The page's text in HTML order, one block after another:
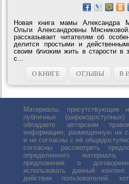
Новая книга мамы Александра
Ольги Александровны
рассказывает читателям об
делится простыми и
своим близким жить в старости в
с...
О КНИГЕ
ОТЗЫВЫ В
Материалы, присутствующие
публичных
обладаете авторским
информацию, размещенную на
и не согласны с её
согласны рассмотреть
определенного
предложения о
использовать данный
действия пользователей,